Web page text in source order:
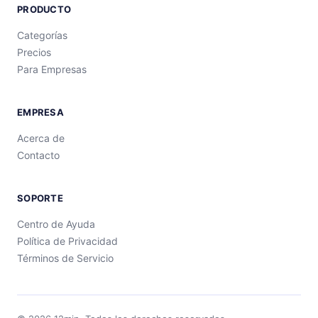
PRODUCTO
Categorías
Precios
Para Empresas
EMPRESA
Acerca de
Contacto
SOPORTE
Centro de Ayuda
Política de Privacidad
Términos de Servicio